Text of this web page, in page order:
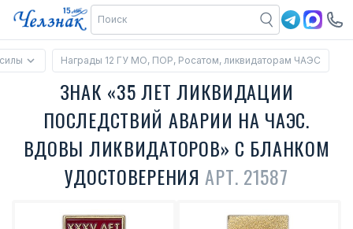
Награды 12 ГУ МО, ПОР, Росатом, ликвидаторам ЧАЭС
ЗНАК «35 ЛЕТ ЛИКВИДАЦИИ
ПОСЛЕДСТВИЙ АВАРИИ НА ЧАЭС.
ВДОВЫ ЛИКВИДАТОРОВ» С БЛАНКОМ
УДОСТОВЕРЕНИЯАРТ. 21587